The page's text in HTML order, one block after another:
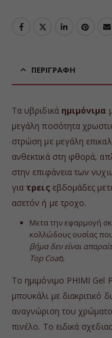
ΠΕΡΙΓΡΑΦΉ
Τα υβριδικά ημιμόνιμα
μεγάλη ποσότητα
στρώση με μεγάλη
ανθεκτικά στη φθορά,
στην επιφάνεια των
για τρεις εβδομάδες
ασετόν ή με τροχο.
Μετα την εφαρμογή
κολλώδους ουσίας
βήμα δεν είναι
Top Coat).
Το ημιμόνιμο PHIMI Gel
μπουκάλι με διακριτικό
αναγνώριση του
πινέλο. Το ειδικά